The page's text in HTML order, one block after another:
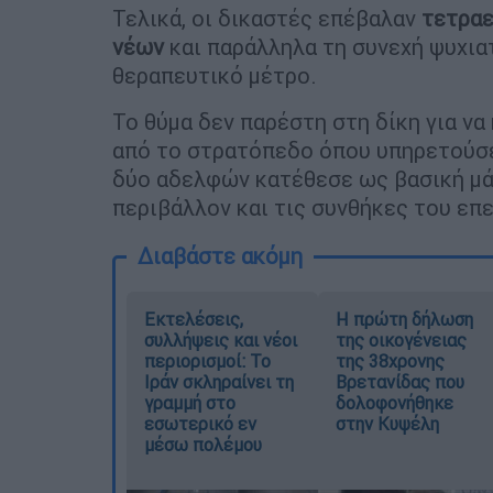
Τελικά, οι δικαστές επέβαλαν
νέων και παράλληλα τη συνεχή
θεραπευτικό μέτρο.
Το θύμα δεν παρέστη στη δίκη για
από το στρατόπεδο όπου
δύο αδελφών κατέθεσε ως βασική
περιβάλλον και τις συνθήκες του
Διαβάστε ακόμη
Εκτελέσεις,
συλλήψεις και νέοι
περιορισμοί: Το
Ιράν σκληραίνει τη
γραμμή στο
εσωτερικό εν
μέσω πολέμου
Η πρώτη δήλωση
της οικογένειας
της 38χρονης
Βρετανίδας που
δολοφονήθηκε
στην Κυψέλη